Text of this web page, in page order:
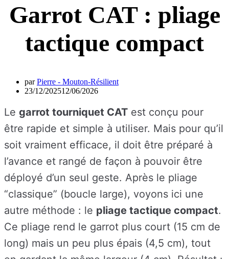
Garrot CAT : pliage
tactique compact
parPierre - Mouton-Résilient
23/12/202512/06/2026
Le garrot tourniquet CAT est conçu pour
être rapide et simple à utiliser. Mais pour qu’il
soit vraiment efficace, il doit être préparé à
l’avance et rangé de façon à pouvoir être
déployé d’un seul geste. Après le pliage
“classique” (boucle large), voyons ici une
autre méthode : le pliage tactique compact.
Ce pliage rend le garrot plus court (15 cm de
long) mais un peu plus épais (4,5 cm), tout